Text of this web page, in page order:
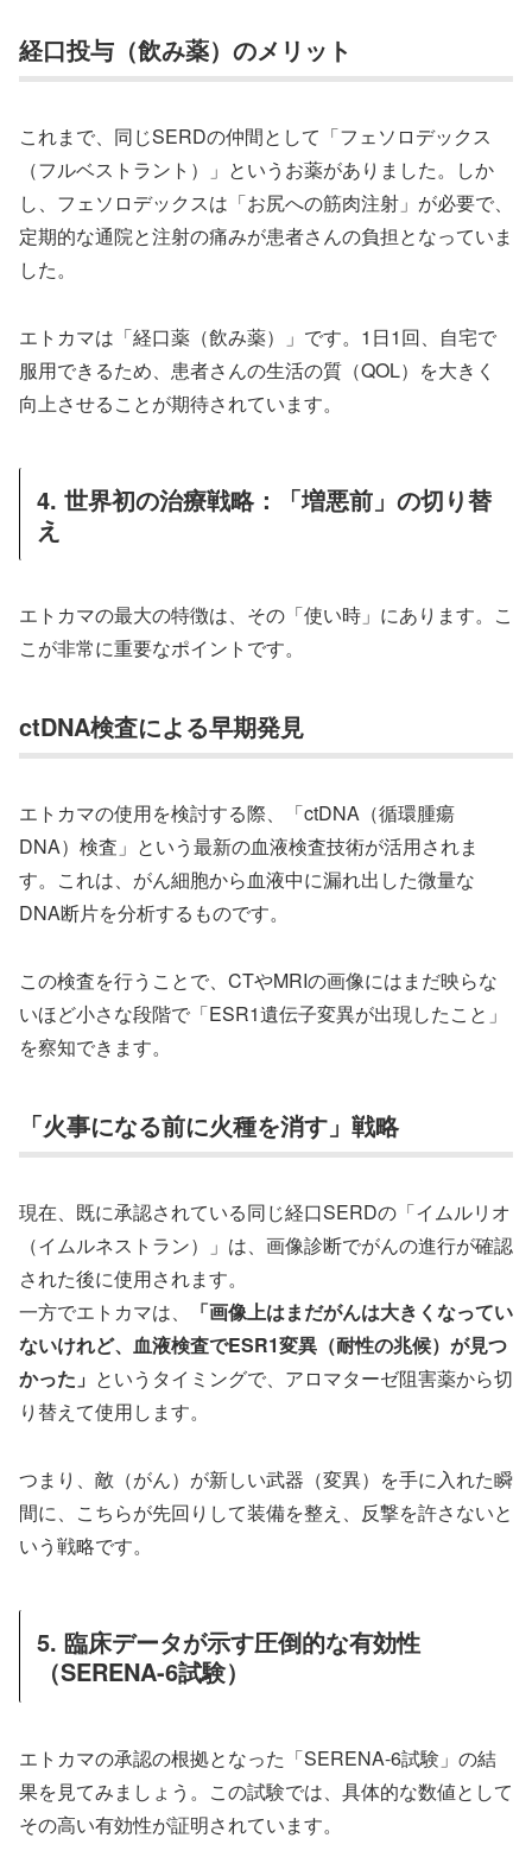
経口投与（飲み薬）のメリット
これまで、同じSERDの仲間として「フェソロデックス
（フルベストラント）」というお薬がありました。しか
し、フェソロデックスは「お尻への筋肉注射」が必要で、
定期的な通院と注射の痛みが患者さんの負担となっていま
した。
エトカマは「経口薬（飲み薬）」です。1日1回、自宅で
服用できるため、患者さんの生活の質（QOL）を大きく
向上させることが期待されています。
4. 世界初の治療戦略：「増悪前」の切り替
え
エトカマの最大の特徴は、その「使い時」にあります。こ
こが非常に重要なポイントです。
ctDNA検査による早期発見
エトカマの使用を検討する際、「ctDNA（循環腫瘍
DNA）検査」という最新の血液検査技術が活用されま
す。これは、がん細胞から血液中に漏れ出した微量な
DNA断片を分析するものです。
この検査を行うことで、CTやMRIの画像にはまだ映らな
いほど小さな段階で「ESR1遺伝子変異が出現したこと」
を察知できます。
「火事になる前に火種を消す」戦略
現在、既に承認されている同じ経口SERDの「イムルリオ
（イムルネストラン）」は、画像診断でがんの進行が確認
された後に使用されます。
一方でエトカマは、
「画像上はまだがんは大きくなってい
ないけれど、血液検査でESR1変異（耐性の兆候）が見つ
かった」 というタイミングで、アロマターゼ阻害薬から切
り替えて使用します。
つまり、敵（がん）が新しい武器（変異）を手に入れた瞬
間に、こちらが先回りして装備を整え、反撃を許さないと
いう戦略です。
5. 臨床データが示す圧倒的な有効性
（SERENA-6試験）
エトカマの承認の根拠となった「SERENA-6試験」の結
果を見てみましょう。この試験では、具体的な数値として
その高い有効性が証明されています。